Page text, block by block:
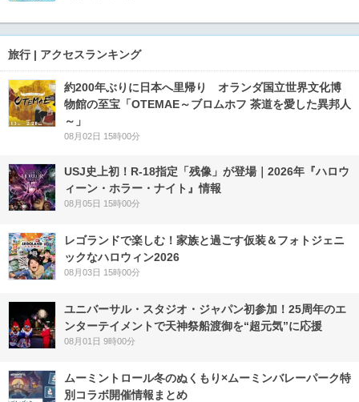
旅行 | アクセスランキング
約200年ぶりに日本へ里帰り オランダ国立世界文化博
物館の至宝「OTEMAE～ブロムホフ 茶道を愛した異邦人
～」
08月02日 15時00分
USJ史上初！R-18指定「残像」が登場｜2026年『ハロウ
ィーン・ホラー・ナイト』情報
08月05日 15時00分
レゴランドで楽しむ！家族と過ごす仮装＆フォトジェニ
ックなハロウィン2026
08月03日 15時00分
ユニバーサル・スタジオ・ジャパン初参加！25周年のエ
ンターテイメントで天神祭船渡御を“超元気”に応援
08月01日 9時00分
ムーミントロール冬のぬくもり×ムーミンバレーパーク特
別コラボ開催情報まとめ